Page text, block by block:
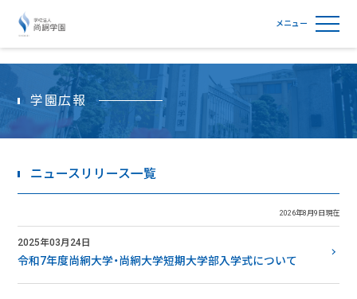
学校法人尚絅学園
学園広報
ニュースリリース一覧
2026年8月9日現在
2025年03月24日
令和7年度尚絅大学・尚絅大学短期大学部入学式について